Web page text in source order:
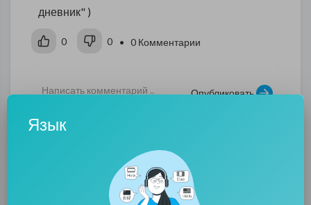
дневник" )
0 0 • 0 Комментарии
Опубликовать
Язык